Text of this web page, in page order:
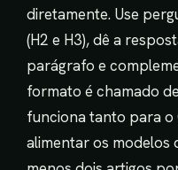
diretamente. Use
(H2 e H3), dê a
parágrafo e
formato é chamado de
funciona tanto para
alimentar os modelos